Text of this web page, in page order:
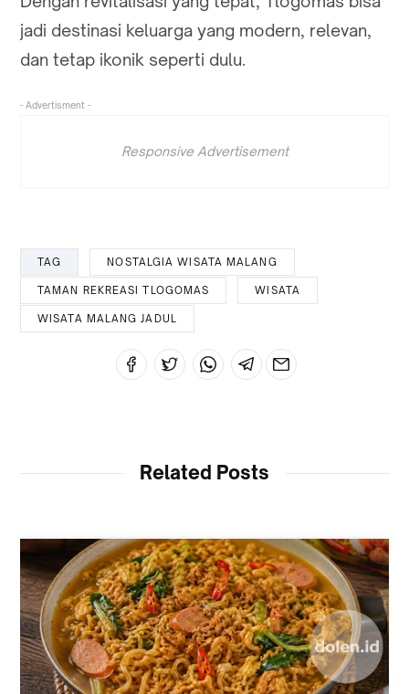
jadi destinasi keluarga yang modern, relevan,
dan tetap ikonik seperti dulu.
- Advertisment -
Responsive Advertisement
TAG NOSTALGIA WISATA MALANG
TAMAN REKREASI TLOGOMAS WISATA
WISATA MALANG JADUL
Related Posts